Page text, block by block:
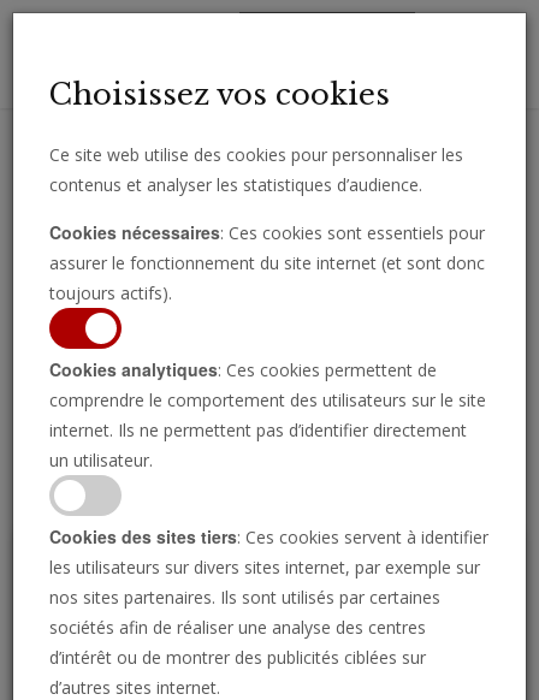
importantes directement par e-mail.
Regarder l’émission
P
Choisissez vos cookies
Ce site web utilise des cookies pour personnaliser les
contenus et analyser les statistiques d’audience.
Cookies nécessaires: Ces cookies sont essentiels pour
assurer le fonctionnement du site internet (et sont donc
toujours actifs).
Cookies analytiques: Ces cookies permettent de
comprendre le comportement des utilisateurs sur le site
internet. Ils ne permettent pas d’identifier directement
un utilisateur.
Cookies des sites tiers: Ces cookies servent à identifier
les utilisateurs sur divers sites internet, par exemple sur
nos sites partenaires. Ils sont utilisés par certaines
sociétés afin de réaliser une analyse des centres
d’intérêt ou de montrer des publicités ciblées sur
d’autres sites internet.